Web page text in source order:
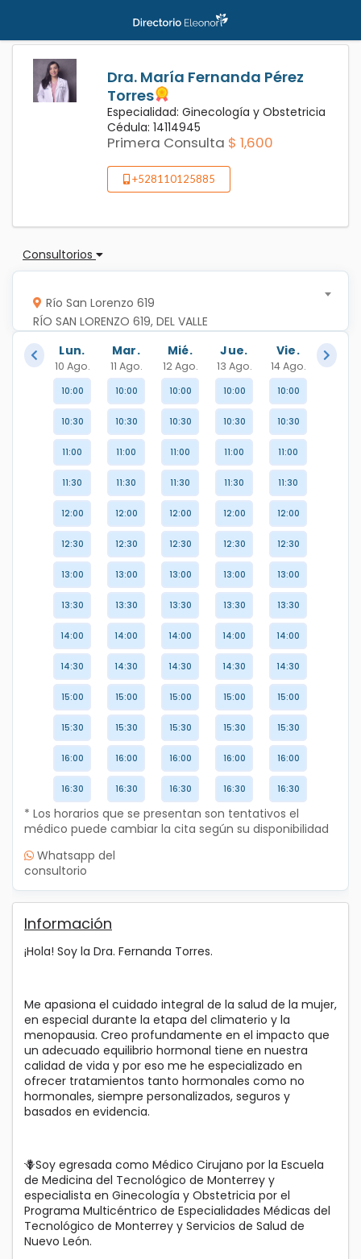
Dra. María Fernanda Pérez
Torres
Especialidad: Ginecología y Obstetricia
Cédula: 14114945
Primera Consulta $ 1,600
+528110125885
Consultorios
Río San Lorenzo 619
RÍO SAN LORENZO 619, DEL VALLE
Lun.
10 Ago.
Mar.
11 Ago.
Mié.
12 Ago.
Jue.
13 Ago.
Vie.
14 Ago.
10:00
10:30
11:00
11:30
12:00
12:30
13:00
13:30
14:00
14:30
15:00
15:30
16:00
16:30
10:00
10:30
11:00
11:30
12:00
12:30
13:00
13:30
14:00
14:30
15:00
15:30
16:00
16:30
10:00
10:30
11:00
11:30
12:00
12:30
13:00
13:30
14:00
14:30
15:00
15:30
16:00
16:30
10:00
10:30
11:00
11:30
12:00
12:30
13:00
13:30
14:00
14:30
15:00
15:30
16:00
16:30
10:00
10:30
11:00
11:30
12:00
12:30
13:00
13:30
14:00
14:30
15:00
15:30
16:00
16:30
* Los horarios que se presentan son tentativos el
médico puede cambiar la cita según su disponibilidad
Whatsapp del
consultorio
Información
¡Hola! Soy la Dra. Fernanda Torres.
Me apasiona el cuidado integral de la salud de la mujer,
en especial durante la etapa del climaterio y la
menopausia. Creo profundamente en el impacto que
un adecuado equilibrio hormonal tiene en nuestra
calidad de vida y por eso me he especializado en
ofrecer tratamientos tanto hormonales como no
hormonales, siempre personalizados, seguros y
basados en evidencia.
🪻Soy egresada como Médico Cirujano por la Escuela
de Medicina del Tecnológico de Monterrey y
especialista en Ginecología y Obstetricia por el
Programa Multicéntrico de Especialidades Médicas del
Tecnológico de Monterrey y Servicios de Salud de
Nuevo León.